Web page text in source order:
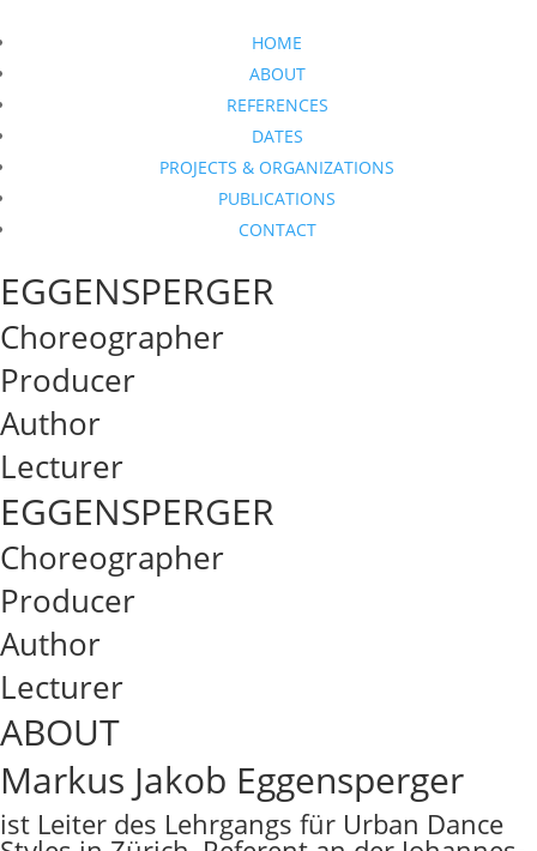
HOME
ABOUT
REFERENCES
DATES
PROJECTS & ORGANIZATIONS
PUBLICATIONS
CONTACT
EGGENSPERGER
Choreographer
Producer
Author
Lecturer
EGGENSPERGER
Choreographer
Producer
Author
Lecturer
ABOUT
Markus Jakob Eggensperger
ist Leiter des Lehrgangs für Urban Dance